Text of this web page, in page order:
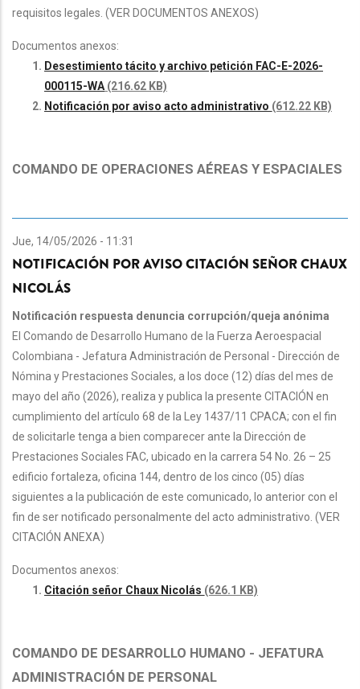
requisitos legales. (VER DOCUMENTOS ANEXOS)
Documentos anexos:
Desestimiento tácito y archivo petición FAC-E-2026-
000115-WA (216.62 KB)
Notificación por aviso acto administrativo (612.22 KB)
COMANDO DE OPERACIONES AÉREAS Y ESPACIALES
Jue, 14/05/2026 - 11:31
NOTIFICACIÓN POR AVISO CITACIÓN SEÑOR CHAUX
NICOLÁS
Notificación respuesta denuncia corrupción/queja anónima
El Comando de Desarrollo Humano de la Fuerza Aeroespacial
Colombiana - Jefatura Administración de Personal - Dirección de
Nómina y Prestaciones Sociales, a los doce (12) días del mes de
mayo del año (2026), realiza y publica la presente CITACIÓN en
cumplimiento del artículo 68 de la Ley 1437/11 CPACA; con el fin
de solicitarle tenga a bien comparecer ante la Dirección de
Prestaciones Sociales FAC, ubicado en la carrera 54 No. 26 – 25
edificio fortaleza, oficina 144, dentro de los cinco (05) días
siguientes a la publicación de este comunicado, lo anterior con el
fin de ser notificado personalmente del acto administrativo. (VER
CITACIÓN ANEXA)
Documentos anexos:
Citación señor Chaux Nicolás (626.1 KB)
COMANDO DE DESARROLLO HUMANO - JEFATURA
ADMINISTRACIÓN DE PERSONAL